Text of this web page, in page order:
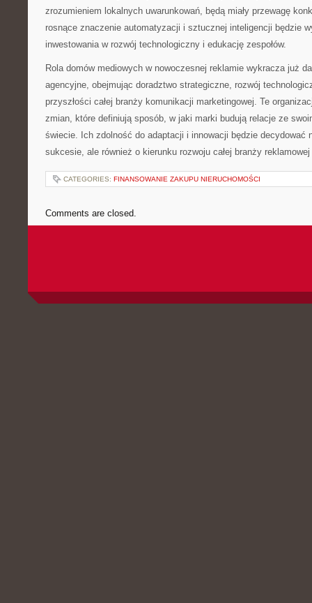
zrozumieniem lokalnych uwarunkowań, będą miały przewagę
rosnące znaczenie automatyzacji i sztucznej inteligencji będzie
inwestowania w rozwój technologiczny i edukację zespołów.
Rola domów mediowych w nowoczesnej reklamie wykracza już
agencyjne, obejmując doradztwo strategiczne, rozwój
przyszłości całej branży komunikacji marketingowej. Te
zmian, które definiują sposób, w jaki marki budują relacje ze
świecie. Ich zdolność do adaptacji i innowacji będzie decydować
sukcesie, ale również o kierunku rozwoju całej branży
CATEGORIES: FINANSOWANIE ZAKUPU NIERUCHOMOŚCI
Comments are closed.